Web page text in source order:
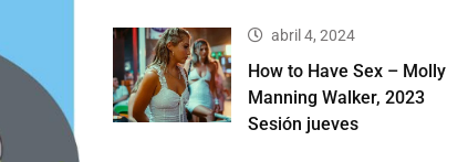
abril 4, 2024
How to Have Sex – Molly
Manning Walker, 2023
Sesión jueves